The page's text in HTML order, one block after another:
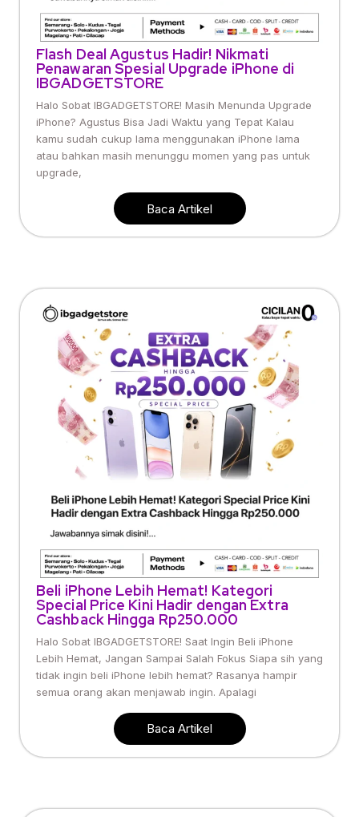
Flash Deal Agustus Hadir! Nikmati
Penawaran Spesial Upgrade iPhone di
IBGADGETSTORE
Halo Sobat IBGADGETSTORE! Masih Menunda Upgrade
iPhone? Agustus Bisa Jadi Waktu yang Tepat Kalau
kamu sudah cukup lama menggunakan iPhone lama
atau bahkan masih menunggu momen yang pas untuk
upgrade,
Baca Artikel
Beli iPhone Lebih Hemat! Kategori
Special Price Kini Hadir dengan Extra
Cashback Hingga Rp250.000
Halo Sobat IBGADGETSTORE! Saat Ingin Beli iPhone
Lebih Hemat, Jangan Sampai Salah Fokus Siapa sih yang
tidak ingin beli iPhone lebih hemat? Rasanya hampir
semua orang akan menjawab ingin. Apalagi
Baca Artikel